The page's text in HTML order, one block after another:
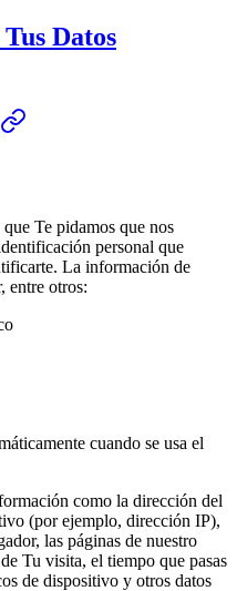
Datos
Te pidamos que nos
personal que
La información de
entre otros:
cuando se usa el
como la dirección del
(por ejemplo, dirección IP),
las páginas de nuestro
Tu visita, el tiempo que pasas
de dispositivo y otros datos